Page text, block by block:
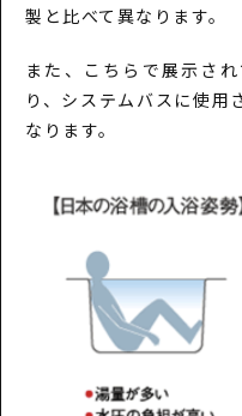
製と比べて異なります。
また、こちらで展示さ
り、システムバスに使用
なります。